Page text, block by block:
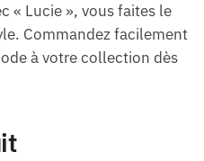
« Lucie », vous faites le
Commandez facilement
à votre collection dès